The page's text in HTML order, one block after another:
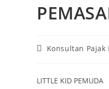
Konsultan Pajak
LITTLE KID PEMUDA